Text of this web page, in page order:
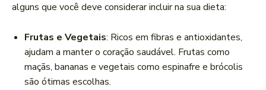
alguns que você deve considerar incluir na sua dieta:
Frutas e Vegetais: Ricos em fibras e antioxidantes,
ajudam a manter o coração saudável. Frutas como
maçãs, bananas e vegetais como espinafre e brócolis
são ótimas escolhas.